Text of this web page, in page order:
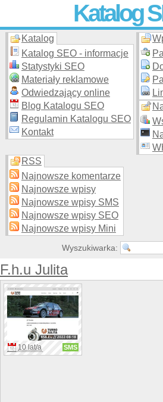
Katalog
Skuteczna i promocja stron
moderowanego
Katalog
Katalog SEO - informacje
Statystyki SEO
Materiały reklamowe
Odwiedzający online
Blog Katalogu SEO
Regulamin Katalogu SEO
Kontakt
RSS
Najnowsze komentarze
Najnowsze wpisy
Najnowsze wpisy SMS
Najnowsze wpisy SEO
Najnowsze wpisy Mini
Wyszukiwarka:
F.h.u Julita
10 lat/a SMS